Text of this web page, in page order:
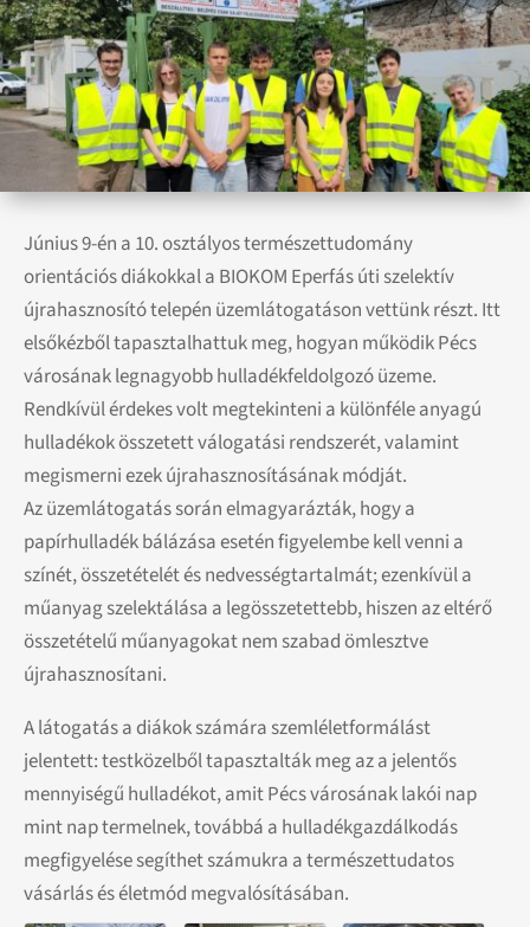
Június 9-én a 10. osztályos természettudomány
orientációs diákokkal a BIOKOM Eperfás úti szelektív
újrahasznosító telepén üzemlátogatáson vettünk részt. Itt
elsőkézből tapasztalhattuk meg, hogyan működik Pécs
városának legnagyobb hulladékfeldolgozó üzeme.
Rendkívül érdekes volt megtekinteni a különféle anyagú
hulladékok összetett válogatási rendszerét, valamint
megismerni ezek újrahasznosításának módját.
Az üzemlátogatás során elmagyarázták, hogy a
papírhulladék bálázása esetén figyelembe kell venni a
színét, összetételét és nedvességtartalmát; ezenkívül a
műanyag szelektálása a legösszetettebb, hiszen az eltérő
összetételű műanyagokat nem szabad ömlesztve
újrahasznosítani.
A látogatás a diákok számára szemléletformálást
jelentett: testközelből tapasztalták meg az a jelentős
mennyiségű hulladékot, amit Pécs városának lakói nap
mint nap termelnek, továbbá a hulladékgazdálkodás
megfigyelése segíthet számukra a természettudatos
vásárlás és életmód megvalósításában.